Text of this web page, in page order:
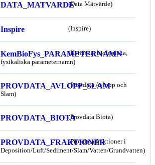
DATA_MATVARDE(Data Mätvärde)
Inspire (Inspire)
KemBioFys_PARAMETERNAMN
(Kemiska, biologiska,
fysikaliska parameternamn)
PROVDATA_AVLOPP_SLAM
(Provdata Avlopp och
Slam)
PROVDATA_BIOTA(Provdata Biota)
PROVDATA_FRAKTIONER
(Provdata fraktioner i
Deposition/Luft/Sediment/Slam/Vatten/Grundvatten)